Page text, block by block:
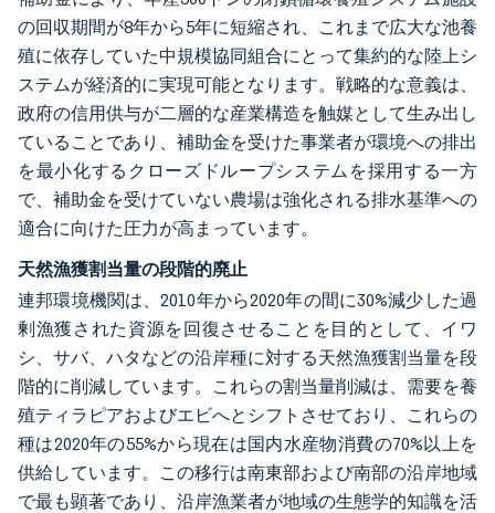
の回収期間が8年から5年に短縮され、これまで広大な池養
殖に依存していた中規模協同組合にとって集約的な陸上シ
ステムが経済的に実現可能となります。戦略的な意義は、
政府の信用供与が二層的な産業構造を触媒として生み出し
ていることであり、補助金を受けた事業者が環境への排出
を最小化するクローズドループシステムを採用する一方
で、補助金を受けていない農場は強化される排水基準への
適合に向けた圧力が高まっています。
天然漁獲割当量の段階的廃止
連邦環境機関は、2010年から2020年の間に30%減少した過
剰漁獲された資源を回復させることを目的として、イワ
シ、サバ、ハタなどの沿岸種に対する天然漁獲割当量を段
階的に削減しています。これらの割当量削減は、需要を養
殖ティラピアおよびエビへとシフトさせており、これらの
種は2020年の55%から現在は国内水産物消費の70%以上を
供給しています。この移行は南東部および南部の沿岸地域
で最も顕著であり、沿岸漁業者が地域の生態学的知識を活